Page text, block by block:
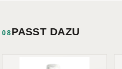
08 PASST DAZU